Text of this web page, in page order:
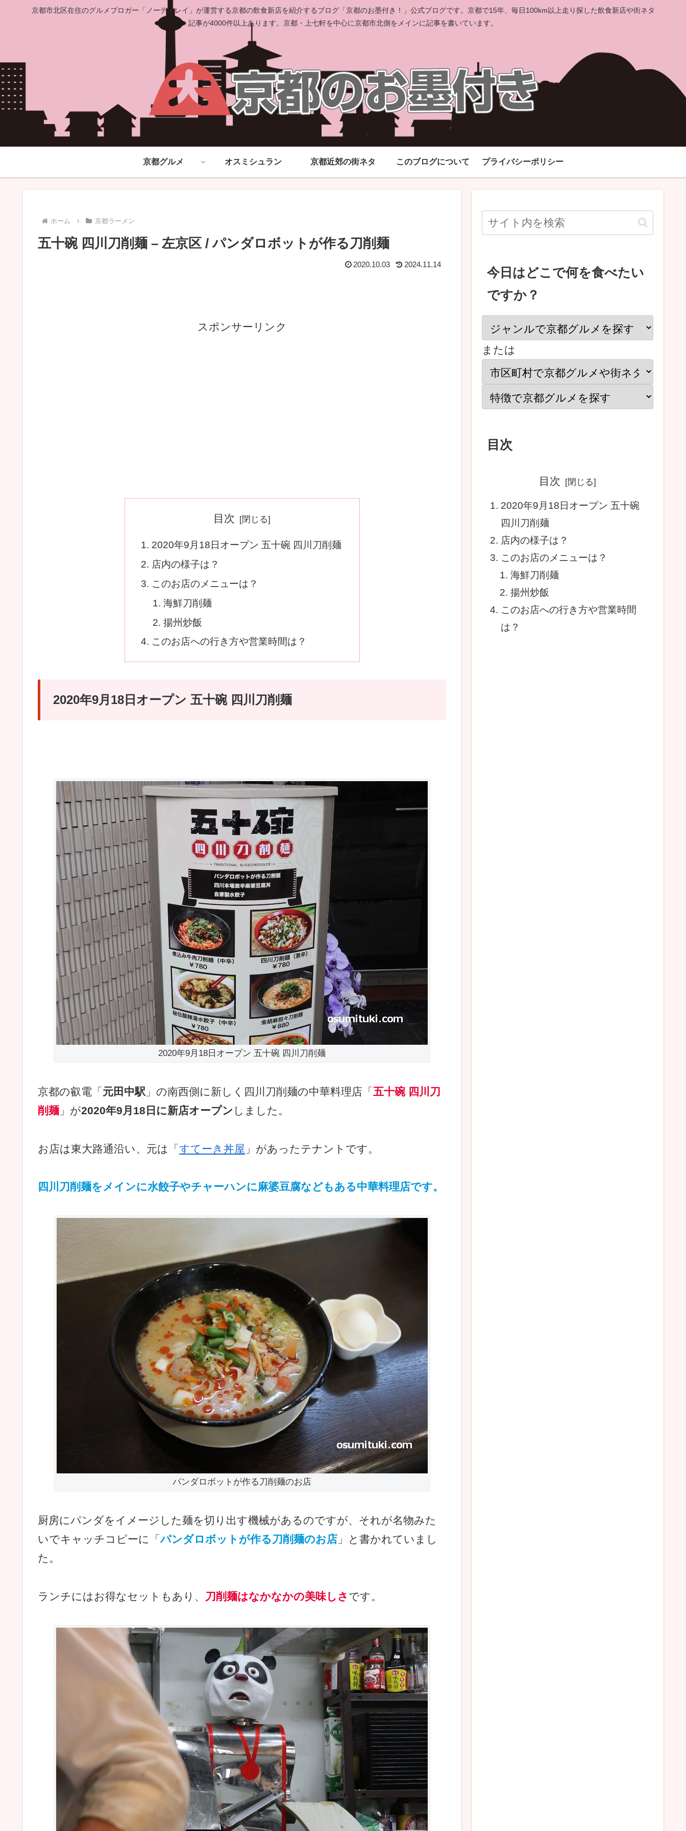
京都市北区在住のグルメブロガー「ノーディレイ」が運営する京都の飲食新店を紹介するブログ「京都のお墨付き！」公式ブログです。京都で15年、毎日100km以上走り探した飲食新店や街ネタ
記事が4000件以上あります。京都・上七軒を中心に京都市北側をメインに記事を書いています。
京都グルメ オスミシュラン 京都近郊の街ネタ このブログについて プライバシーポリシー
ホーム 京都ラーメン
五十碗 四川刀削麺 – 左京区 / パンダロボットが作る刀削麺
2020.10.03 2024.11.14
スポンサーリンク
目次
2020年9月18日オープン 五十碗 四川刀削麺
店内の様子は？
このお店のメニューは？
海鮮刀削麺
揚州炒飯
このお店への行き方や営業時間は？
2020年9月18日オープン 五十碗 四川刀削麺
2020年9月18日オープン 五十碗 四川刀削麺
京都の叡電「 元田中駅 」の南西側に新しく四川刀削麺の中華料理店「 五十碗 四川刀
削麺 」が2020年9月18日に新店オープン しました。
お店は東大路通沿い、元は「 すてーき丼屋 」があったテナントです。
四川刀削麺をメインに水餃子やチャーハンに麻婆豆腐などもある中華料理店です。
パンダロボットが作る刀削麺のお店
厨房にパンダをイメージした麺を切り出す機械があるのですが、それが名物みた
いでキャッチコピーに「パンダロボットが作る刀削麺のお店 」と書かれていまし
た。
ランチにはお得なセットもあり、 刀削麺はなかなかの美味しさ です。
今日はどこで何を食べたい
ですか？
または
目次
目次
2020年9月18日オープン 五十碗
四川刀削麺
店内の様子は？
このお店のメニューは？
海鮮刀削麺
揚州炒飯
このお店への行き方や営業時間
は？